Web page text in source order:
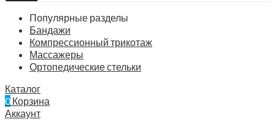
Популярные разделы
Бандажи
Компрессионный трикотаж
Массажеры
Ортопедические стельки
Каталог
0 Корзина
Аккаунт